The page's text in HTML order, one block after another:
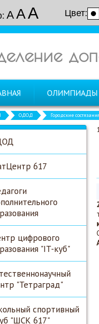
ААА Цвет:
ОЛИМПИАДЫ
ОДОД Городские
617
цифрового
"IT-куб"
"Тетраград"
спортивный
"ШСК 617"